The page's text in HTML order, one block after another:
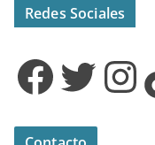
Redes Sociales
Facebook Twitter Instagram